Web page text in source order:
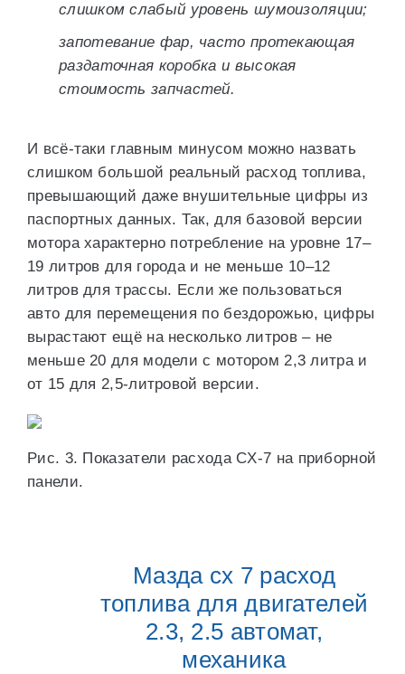
слишком слабый уровень шумоизоляции;
запотевание фар, часто протекающая
раздаточная коробка и высокая
стоимость запчастей.
И всё-таки главным минусом можно назвать
слишком большой реальный расход топлива,
превышающий даже внушительные цифры из
паспортных данных. Так, для базовой версии
мотора характерно потребление на уровне 17–
19 литров для города и не меньше 10–12
литров для трассы. Если же пользоваться
авто для перемещения по бездорожью, цифры
вырастают ещё на несколько литров – не
меньше 20 для модели с мотором 2,3 литра и
от 15 для 2,5-литровой версии.
Рис. 3. Показатели расхода CX-7 на приборной
панели.
Мазда сх 7 расход
топлива для двигателей
2.3, 2.5 автомат,
механика